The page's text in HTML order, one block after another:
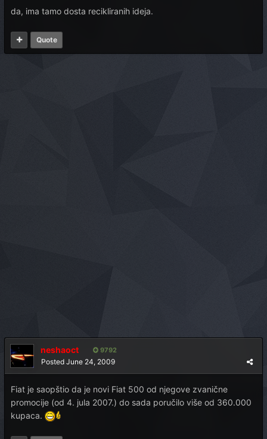
da, ima tamo dosta recikliranih ideja.
Quote
neshaoct 9792
Posted June 24, 2009
Fiat je saopštio da je novi Fiat 500 od njegove zvanične
promocije (od 4. jula 2007.) do sada poručilo više od 360.000
kupaca.